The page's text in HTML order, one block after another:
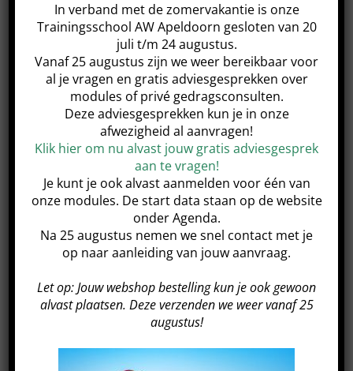
Share This Event!
Samen in Balans Basis 1
Jonge honden
module
GEGEVENS
17 oktober 2024
In verband met de zomervakantie is onze
Trainingsschool AW Apeldoorn gesloten van 20
juli t/m 24 augustus.
Vanaf 25 augustus zijn we weer bereikbaar voor
al je vragen en gratis adviesgesprekken over
modules of privé gedragsconsulten.
Deze adviesgesprekken kun je in onze
afwezigheid al aanvragen!
Klik hier om nu alvast jouw gratis adviesgesprek
aan te vragen!
Je kunt je ook alvast aanmelden voor één van
onze modules. De start data staan op de website
onder Agenda.
Na 25 augustus nemen we snel contact met je
op naar aanleiding van jouw aanvraag.
Let op: Jouw webshop bestelling kun je ook gewoon
alvast plaatsen. Deze verzenden we weer vanaf 25
augustus!